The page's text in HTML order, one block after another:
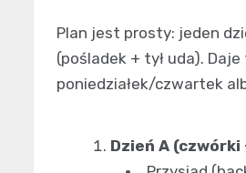
Plan jest prosty: jeden
(pośladek + tył uda).
poniedziałek/czwartek
Dzień A